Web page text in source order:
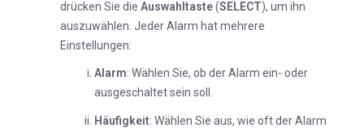
drücken Sie die Auswahltaste(SELECT), um ihn
auszuwählen. Jeder Alarm hat mehrere
Einstellungen:
Alarm: Wählen Sie, ob der Alarm ein- oder
ausgeschaltet sein soll.
Häufigkeit: Wählen Sie aus, wie oft der Alarm